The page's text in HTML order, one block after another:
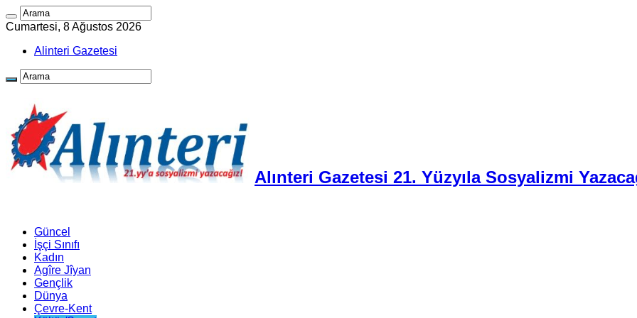
Cumartesi, 8 Ağustos 2026
Alinteri Gazetesi
Alınteri Gazetesi 21. Yüzyıla Sosyalizmi
Güncel
İşçi Sınıfı
Kadın
Agîre Jîyan
Gençlik
Dünya
Çevre-Kent